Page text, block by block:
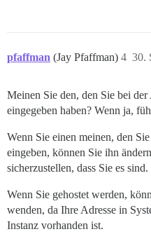
pfaffman (Jay Pfaffman) 30.
4
Meinen Sie den, den Sie bei
eingegeben haben? Wenn ja,
Wenn Sie einen meinen, den
eingeben, können Sie ihn
sicherzustellen, dass Sie es sind.
Wenn Sie gehostet werden,
wenden, da Ihre Adresse in
Instanz vorhanden ist.